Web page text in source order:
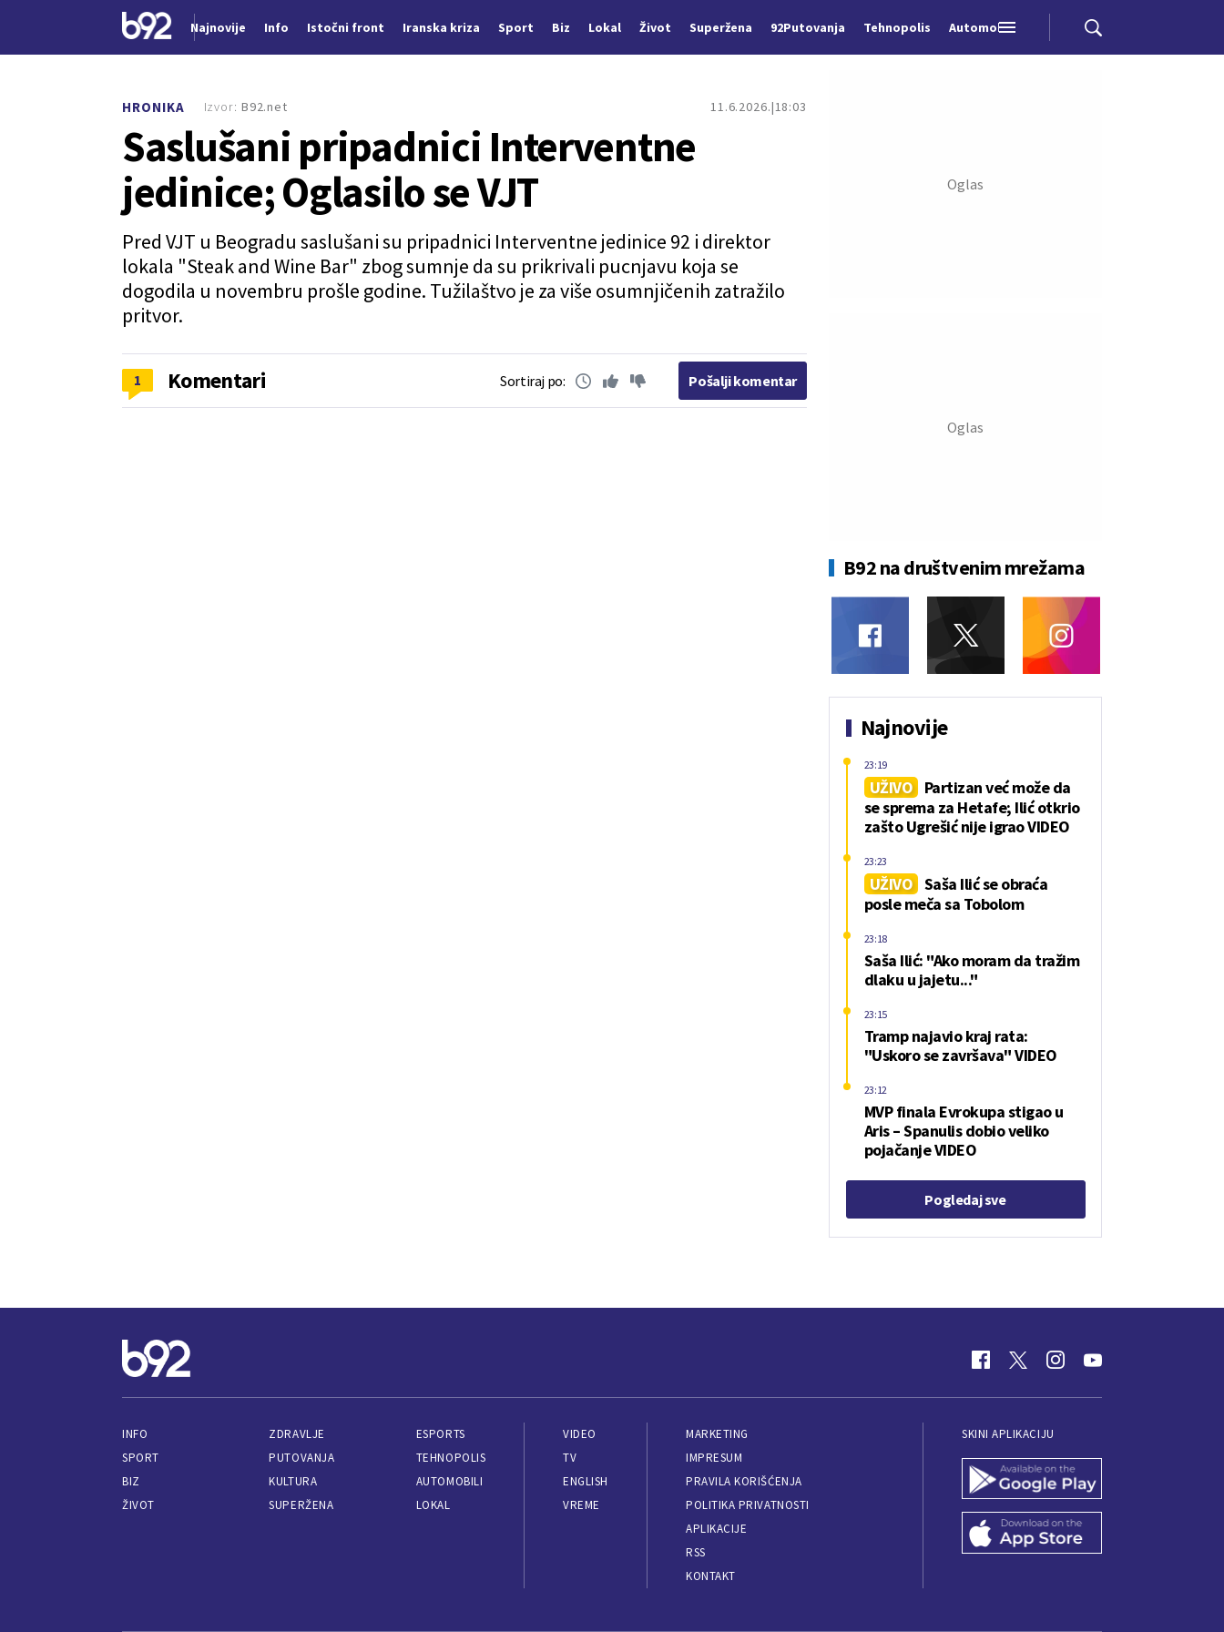
Najnovije Info Istočni front Iranska kriza Sport Biz Lokal Život Superžena 92Putovanja Tehnopolis Automobili
HRONIKA 11.6.2026. 18:03
Saslušani pripadnici Interventne
jedinice; Oglasilo se VJT
Pred VJT u Beogradu saslušani su pripadnici Interventne jedinice 92 i direktor
lokala "Steak and Wine Bar" zbog sumnje da su prikrivali pucnjavu koja se
dogodila u novembru prošle godine. Tužilaštvo je za više osumnjičenih zatražilo
pritvor.
Izvor: B92.net
1 Komentari Sortiraj po: Pošalji komentar
B92 na društvenim mrežama
Najnovije
UŽIVO
Partizan već može da
se sprema za Hetafe; Ilić otkrio
zašto Ugrešić nije igrao VIDEO
23:19
UŽIVO Saša Ilić se obraća
posle meča sa Tobolom
23:23
Saša Ilić: "Ako moram da tražim
dlaku u jajetu..."
23:18
Tramp najavio kraj rata:
"Uskoro se završava" VIDEO
23:15
MVP finala Evrokupa stigao u
Aris – Spanulis dobio veliko
pojačanje VIDEO
23:12
Pogledaj sve
INFO
SPORT
BIZ
ŽIVOT
ZDRAVLJE
PUTOVANJA
KULTURA
SUPERŽENA
ESPORTS
TEHNOPOLIS
AUTOMOBILI
LOKAL
VIDEO
TV
ENGLISH
VREME
MARKETING
IMPRESUM
PRAVILA KORIŠĆENJA
POLITIKA PRIVATNOSTI
APLIKACIJE
RSS
KONTAKT
SKINI APLIKACIJU